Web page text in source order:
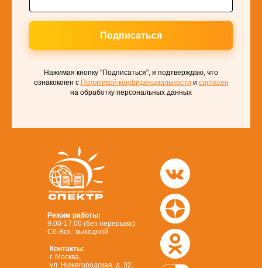
Подписаться
Нажимая кнопку "Подписаться", я подтверждаю, что
ознакомлен с Политикой конфиденциальности и согласен
на обработку персональных данных
Режим работы:
9.00-17.00 (без перерыва)
Сб-Вск.: выходной
Контакты:
г. Москва,
ул. Нижегородская, д. 32,